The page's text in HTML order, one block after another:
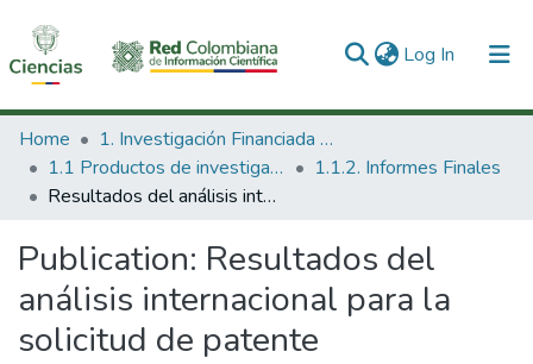
Log In (current)
Communities & Collections
All of DSpace
Home
1. Investigación Financiada con Recursos Públicos
1.1 Productos de investigación
1.1.2. Informes Finales
Resultados del análisis internacional para la solicitud de patente
Publication: Resultados del
análisis internacional para la
solicitud de patente